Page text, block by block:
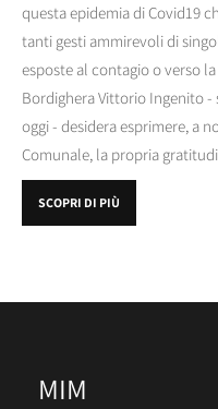
questa epidemia di Covid19
tanti gesti ammirevoli di
esposte al contagio o verso
Bordighera Vittorio Ingenito -
oggi - desidera esprimere, a
Comunale, la propria
SCOPRI DI PIÙ
MIM